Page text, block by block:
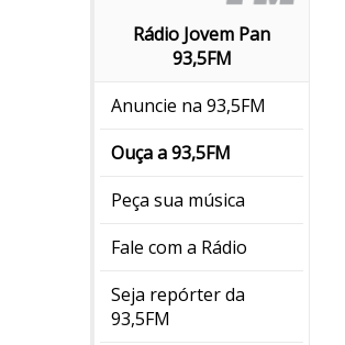
Rádio Jovem Pan
93,5FM
Anuncie na 93,5FM
Ouça a 93,5FM
Peça sua música
Fale com a Rádio
Seja repórter da
93,5FM